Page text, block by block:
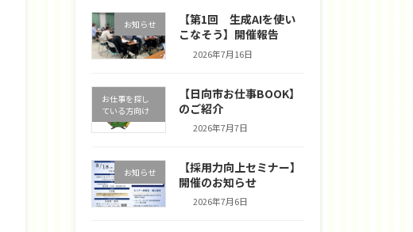
お知らせ
【第1回 生成AIを使い
こなそう】開催報告
2026年7月16日
お仕事を探し
ている方向け
【日向市お仕事BOOK】
のご紹介
2026年7月7日
お知らせ
【採用力向上セミナー】
開催のお知らせ
2026年7月6日